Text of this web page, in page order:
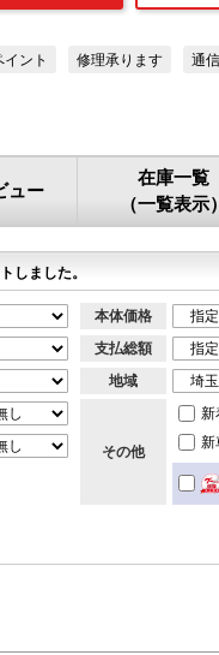
ント 修理承ります 通
ュー
在庫一覧
（一覧表示
しました。
本体価格
支払総額
地域
その他
新
新